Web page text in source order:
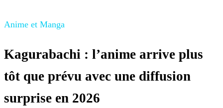
Anime et Manga
Kagurabachi : l’anime arrive plus
tôt que prévu avec une diffusion
surprise en 2026